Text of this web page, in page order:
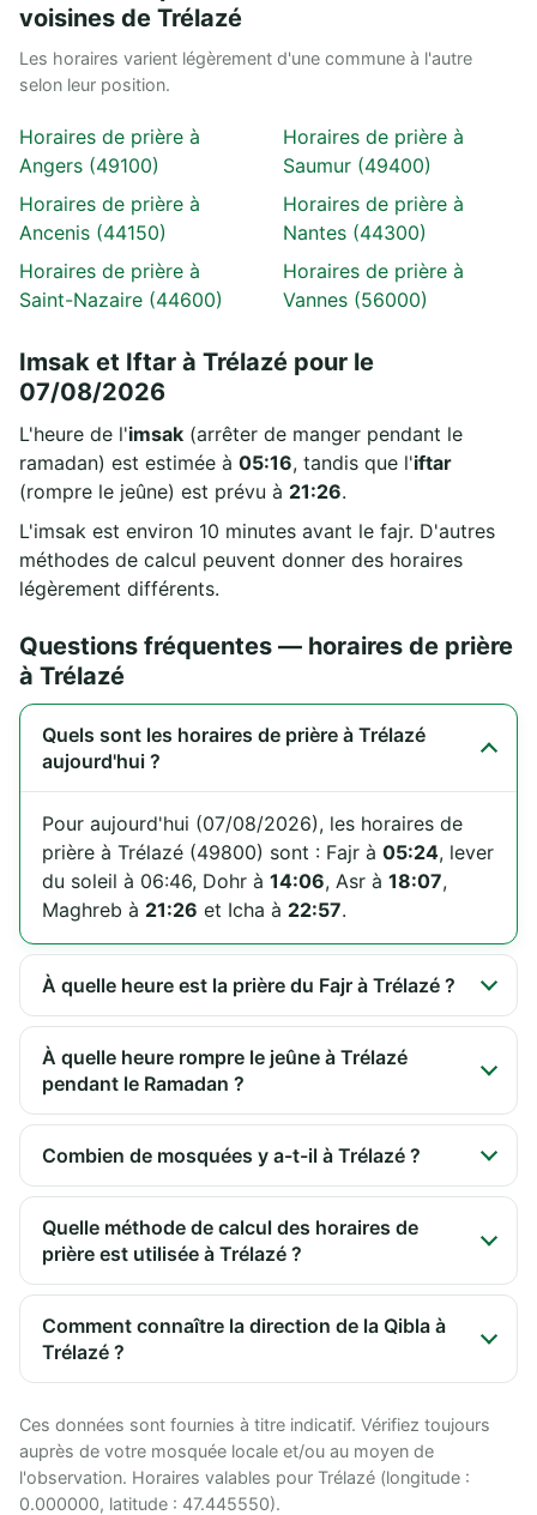
voisines de Trélazé
Les horaires varient légèrement d'une commune à l'autre
selon leur position.
Horaires de prière à
Angers (49100)
Horaires de prière à
Ancenis (44150)
Horaires de prière à
Saint-Nazaire (44600)
Horaires de prière à
Saumur (49400)
Horaires de prière à
Nantes (44300)
Horaires de prière à
Vannes (56000)
Imsak et Iftar à Trélazé pour le
07/08/2026
L'heure de l'imsak (arrêter de manger pendant le
ramadan) est estimée à 05:16, tandis que l'iftar
(rompre le jeûne) est prévu à 21:26.
L'imsak est environ 10 minutes avant le fajr. D'autres
méthodes de calcul peuvent donner des horaires
légèrement différents.
Questions fréquentes — horaires de prière
à Trélazé
Quels sont les horaires de prière à Trélazé
aujourd'hui ?
Pour aujourd'hui (07/08/2026), les horaires de
prière à Trélazé (49800) sont : Fajr à 05:24, lever
du soleil à 06:46, Dohr à 14:06, Asr à 18:07,
Maghreb à 21:26 et Icha à 22:57.
À quelle heure est la prière du Fajr à Trélazé ?
À quelle heure rompre le jeûne à Trélazé
pendant le Ramadan ?
Combien de mosquées y a-t-il à Trélazé ?
Quelle méthode de calcul des horaires de
prière est utilisée à Trélazé ?
Comment connaître la direction de la Qibla à
Trélazé ?
Ces données sont fournies à titre indicatif. Vérifiez toujours
auprès de votre mosquée locale et/ou au moyen de
l'observation. Horaires valables pour Trélazé (longitude :
0.000000, latitude : 47.445550).